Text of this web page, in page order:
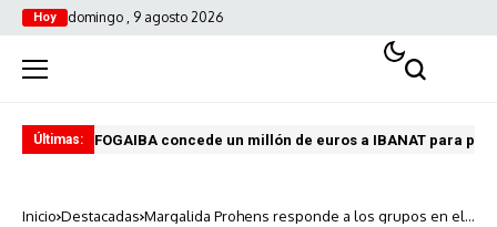
Hoy domingo , 9 agosto 2026
Últimas: FOGAIBA concede un millón de euros a IBANAT para
Inicio Destacadas Margalida Prohens responde a los grupos en el